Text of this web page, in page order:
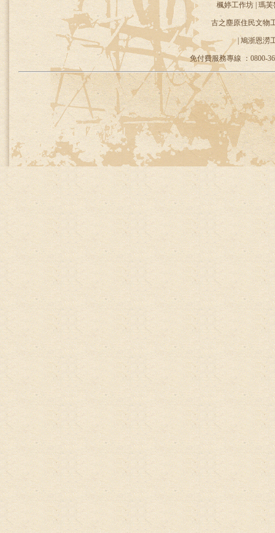
楓婷工作坊 | 瑪芙
古之塵原住民文物
| 鳩浙恩澇
免付費服務專線 ：0800-